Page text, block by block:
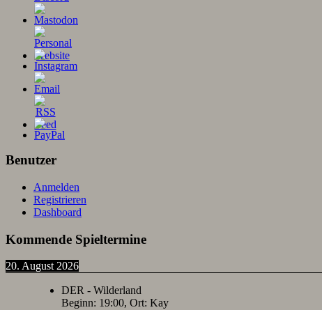
Benutzer
Anmelden
Registrieren
Dashboard
Kommende Spieltermine
20. August 2026
DER - Wilderland
Beginn: 19:00, Ort: Kay